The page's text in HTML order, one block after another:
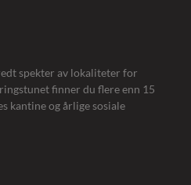
spekter av lokaliteter for
finner du flere enn 15
kantine og årlige sosiale